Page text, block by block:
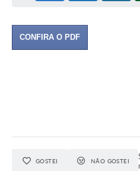
Consulta Pública sobre o Plano
Contato
Lei Orgânica
CONFIRA O PDF
GOSTEI NÃO GOSTEI